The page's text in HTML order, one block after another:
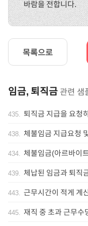
바람을 전합니다.
목록으로
임금, 퇴직금 관련 샘
435. 퇴직금 지급을 요청
438. 체불임금 지급요청
434. 체불임금(아르바이
439. 체납된 임금과 퇴직
443. 근무시간이 적게 계
445. 재직 중 초과 근무수